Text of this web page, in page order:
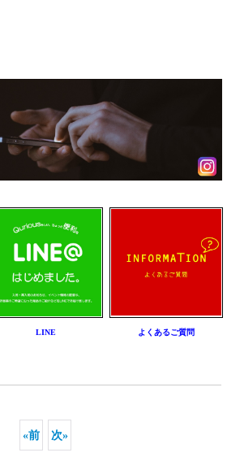
LINE よくあるご質問
«前 次»